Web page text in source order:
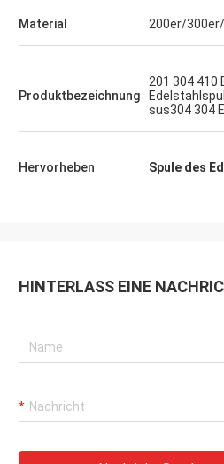
Material 200er/
Produktbezeichnung
201 304
sus304 304
Hervorheben Spule des
HINTERLASS EINE